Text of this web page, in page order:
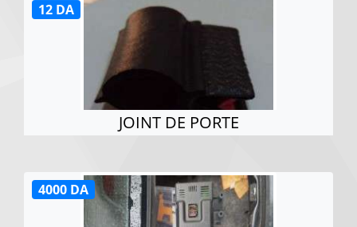
JOINT DE PORTE
12 DA
4000 DA